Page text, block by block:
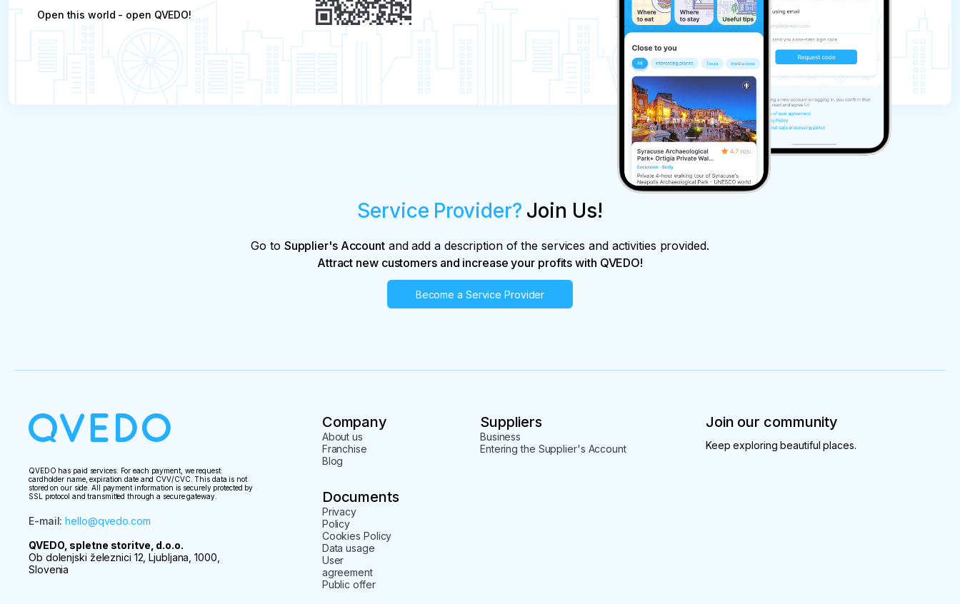
Open this world - open QVEDO!
Service Provider? Join Us!
Go to Supplier's Accountand add a description of the services and activities provided.
Attract new customers and increase your profits with QVEDO!
Become a Service Provider
QVEDO has paid services. For each payment, we request:
cardholder name, expiration date and CVV/CVC. This data is not
stored on our side. All payment information is securely protected by
SSL protocol and transmitted through a secure gateway.
E-mail:hello@qvedo.com
QVEDO, spletne storitve, d.o.o.
Ob dolenjski železnici 12, Ljubljana, 1000,
Slovenia
Company
About us
Franchise
Blog
Suppliers
Business
Entering the Supplier's Account
Documents
Privacy
Policy
Cookies Policy
Data usage
User
agreement
Public offer
Join our community
Keep exploring beautiful places.